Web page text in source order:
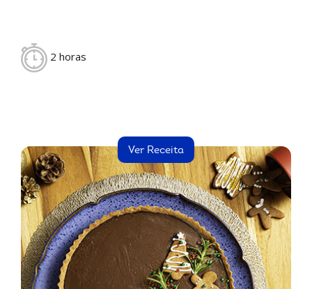
2 horas
Ver Receita